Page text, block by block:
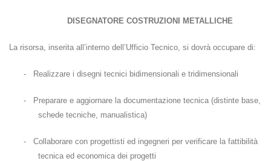
DISEGNATORE COSTRUZIONI METALLICHE
La risorsa, inserita all’interno dell’Ufficio Tecnico, si dovrà occupare di:
- Realizzare i disegni tecnici bidimensionali e tridimensionali
-
Preparare e aggiornare la documentazione tecnica (distinte base,
schede tecniche, manualistica)
-
Collaborare con progettisti ed ingegneri per verificare la fattibilità
tecnica ed economica dei progetti